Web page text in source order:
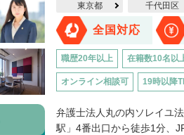
東京都 千代田区
全国対応
職歴20年以上 在籍数10名以
オンライン相談可 19時以降
弁護士法人丸の内ソレイユ
駅」4番出口から徒歩1分、